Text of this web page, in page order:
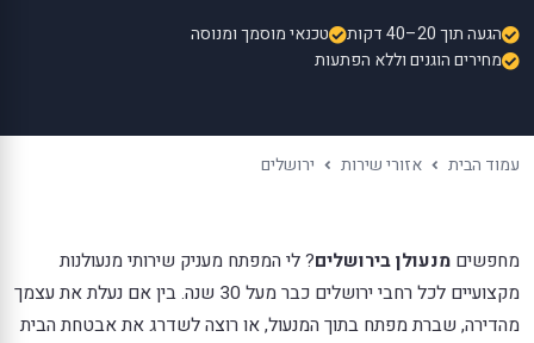
הגעה תוך 20–40 דקות
טכנאי מוסמך ומנוסה
מחירים הוגנים וללא הפתעות
עמוד הבית אזורי שירות ירושלים
מחפשים מנעולן בירושלים? לי המפתח מעניק שירותי מנעולנות
מקצועיים לכל רחבי ירושלים כבר מעל 30 שנה. בין אם נעלת את עצמך
מהדירה, שברת מפתח בתוך המנעול, או רוצה לשדרג את אבטחת הבית